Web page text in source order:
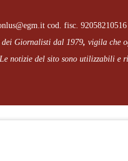
cod. fisc. 92058210516
Giornalisti dal 1979, vigila che
Le notizie del sito sono utilizzabili e